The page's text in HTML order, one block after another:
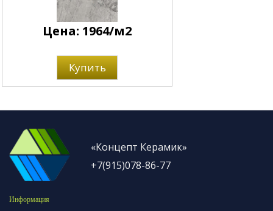
Цена: 1964/м2
Купить
«Концепт Керамик»
+7(915)078-86-77
Информация